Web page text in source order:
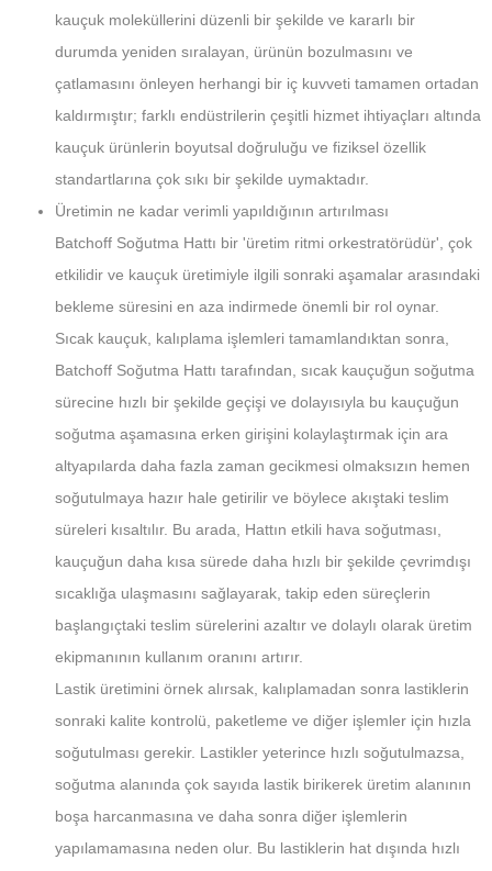
kauçuk moleküllerini düzenli bir şekilde ve kararlı bir
durumda yeniden sıralayan, ürünün bozulmasını ve
çatlamasını önleyen herhangi bir iç kuvveti tamamen ortadan
kaldırmıştır; farklı endüstrilerin çeşitli hizmet ihtiyaçları altında
kauçuk ürünlerin boyutsal doğruluğu ve fiziksel özellik
standartlarına çok sıkı bir şekilde uymaktadır.
Üretimin ne kadar verimli yapıldığının artırılması
Batchoff Soğutma Hattı bir 'üretim ritmi orkestratörüdür', çok
etkilidir ve kauçuk üretimiyle ilgili sonraki aşamalar arasındaki
bekleme süresini en aza indirmede önemli bir rol oynar.
Sıcak kauçuk, kalıplama işlemleri tamamlandıktan sonra,
Batchoff Soğutma Hattı tarafından, sıcak kauçuğun soğutma
sürecine hızlı bir şekilde geçişi ve dolayısıyla bu kauçuğun
soğutma aşamasına erken girişini kolaylaştırmak için ara
altyapılarda daha fazla zaman gecikmesi olmaksızın hemen
soğutulmaya hazır hale getirilir ve böylece akıştaki teslim
süreleri kısaltılır. Bu arada, Hattın etkili hava soğutması,
kauçuğun daha kısa sürede daha hızlı bir şekilde çevrimdışı
sıcaklığa ulaşmasını sağlayarak, takip eden süreçlerin
başlangıçtaki teslim sürelerini azaltır ve dolaylı olarak üretim
ekipmanının kullanım oranını artırır.
Lastik üretimini örnek alırsak, kalıplamadan sonra lastiklerin
sonraki kalite kontrolü, paketleme ve diğer işlemler için hızla
soğutulması gerekir. Lastikler yeterince hızlı soğutulmazsa,
soğutma alanında çok sayıda lastik birikerek üretim alanının
boşa harcanmasına ve daha sonra diğer işlemlerin
yapılamamasına neden olur. Bu lastiklerin hat dışında hızlı